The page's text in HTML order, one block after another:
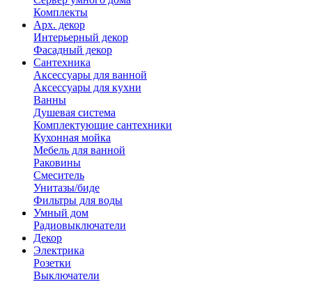
Комплекты
Арх. декор
Интерьерный декор
Фасадный декор
Сантехника
Аксессуары для ванной
Аксессуары для кухни
Ванны
Душевая система
Комплектующие сантехники
Кухонная мойка
Мебель для ванной
Раковины
Смеситель
Унитазы/биде
Фильтры для воды
Умный дом
Радиовыключатели
Декор
Электрика
Розетки
Выключатели